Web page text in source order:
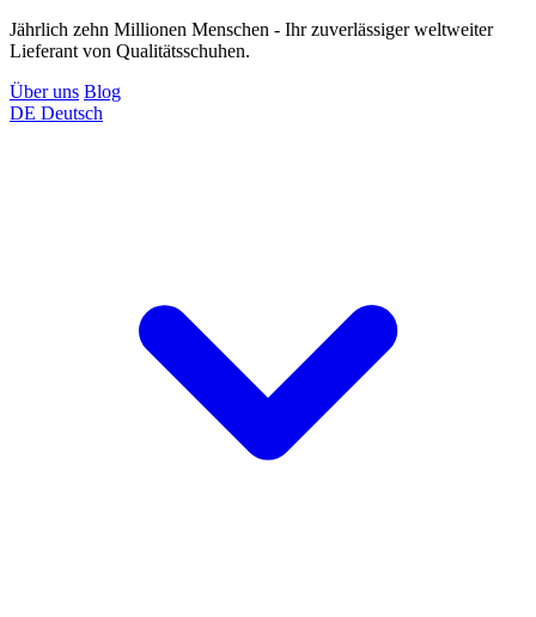
Jährlich zehn Millionen Menschen - Ihr zuverlässiger weltweiter
Lieferant von Qualitätsschuhen.
Über uns Blog
DE Deutsch